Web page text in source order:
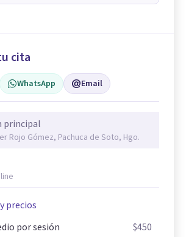
cita
WhatsApp Email
principal
Rojo Gómez, Pachuca de Soto, Hgo.
precios
por sesión
$450